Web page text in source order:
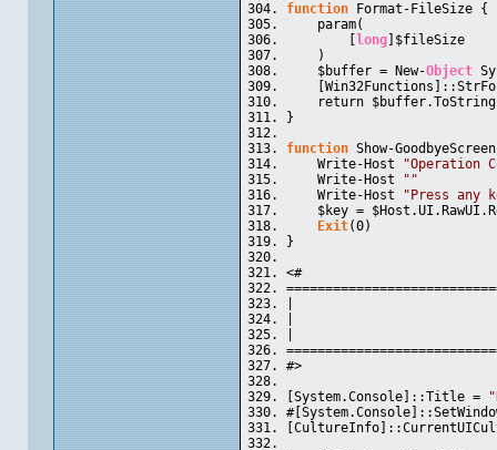
function Format-FileSize {
param(
long]$fileSize
)
$buffer = New-Object
return
}
function Show-
Write-Host
"Operation
Write-Host
""
Write-Host
"Press
$key =
Exit(0)
}
<#
#>
[System.Console]::Title =